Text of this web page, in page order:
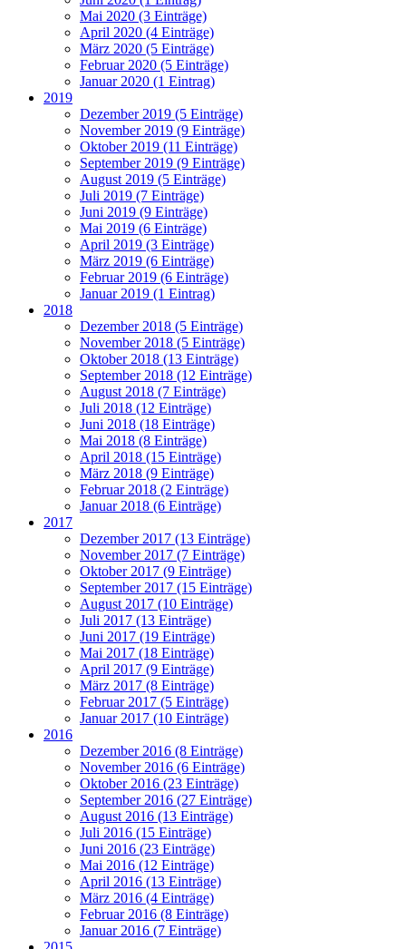
Mai 2020 (3 Einträge)
April 2020 (4 Einträge)
März 2020 (5 Einträge)
Februar 2020 (5 Einträge)
Januar 2020 (1 Eintrag)
2019
Dezember 2019 (5 Einträge)
November 2019 (9 Einträge)
Oktober 2019 (11 Einträge)
September 2019 (9 Einträge)
August 2019 (5 Einträge)
Juli 2019 (7 Einträge)
Juni 2019 (9 Einträge)
Mai 2019 (6 Einträge)
April 2019 (3 Einträge)
März 2019 (6 Einträge)
Februar 2019 (6 Einträge)
Januar 2019 (1 Eintrag)
2018
Dezember 2018 (5 Einträge)
November 2018 (5 Einträge)
Oktober 2018 (13 Einträge)
September 2018 (12 Einträge)
August 2018 (7 Einträge)
Juli 2018 (12 Einträge)
Juni 2018 (18 Einträge)
Mai 2018 (8 Einträge)
April 2018 (15 Einträge)
März 2018 (9 Einträge)
Februar 2018 (2 Einträge)
Januar 2018 (6 Einträge)
2017
Dezember 2017 (13 Einträge)
November 2017 (7 Einträge)
Oktober 2017 (9 Einträge)
September 2017 (15 Einträge)
August 2017 (10 Einträge)
Juli 2017 (13 Einträge)
Juni 2017 (19 Einträge)
Mai 2017 (18 Einträge)
April 2017 (9 Einträge)
März 2017 (8 Einträge)
Februar 2017 (5 Einträge)
Januar 2017 (10 Einträge)
2016
Dezember 2016 (8 Einträge)
November 2016 (6 Einträge)
Oktober 2016 (23 Einträge)
September 2016 (27 Einträge)
August 2016 (13 Einträge)
Juli 2016 (15 Einträge)
Juni 2016 (23 Einträge)
Mai 2016 (12 Einträge)
April 2016 (13 Einträge)
März 2016 (4 Einträge)
Februar 2016 (8 Einträge)
Januar 2016 (7 Einträge)